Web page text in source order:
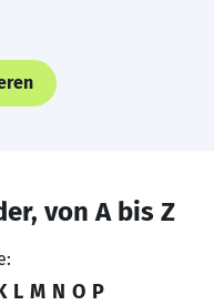
von A bis Z
L M N O P